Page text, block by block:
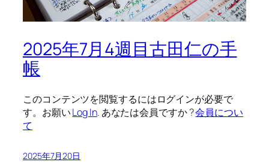
2025年7月4週目古田仁の手
帳
このコンテンツを閲覧するにはログインが必要で
す。お願いLog In. あなたは会員ですか ?会員につい
て
2025年7月20日